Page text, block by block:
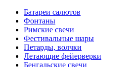
Батареи салютов
Фонтаны
Римские свечи
Фестивальные шары
Петарды, волчки
Летающие фейерверки
Бенгальские свечи